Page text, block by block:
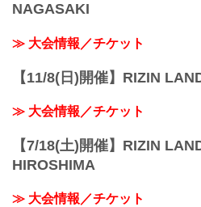
NAGASAKI
≫ 大会情報／チケット
【11/8(日)開催】RIZIN
≫ 大会情報／チケット
【7/18(土)開催】RIZIN
HIROSHIMA
≫ 大会情報／チケット